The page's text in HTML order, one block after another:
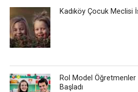
Kadıköy Çocuk Meclisi
Rol Model Öğretmenler
Başladı